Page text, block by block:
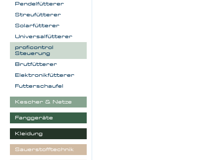
Pendelfütterer
Streufütterer
Solarfütterer
Universalfütterer
proficontrol
Steuerung
Brutfütterer
Elektronikfütterer
Futterschaufel
Kescher & Netze
Fanggeräte
Kleidung
Sauerstofftechnik